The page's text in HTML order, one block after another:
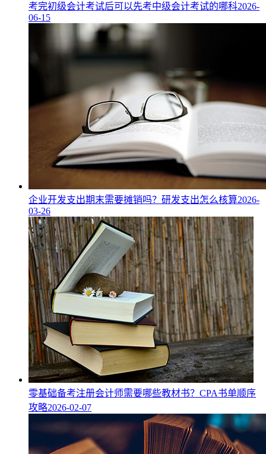
考完初级会计考试后可以先考中级会计考试的哪科2026-
06-15
企业开发支出期末需要摊销吗？研发支出怎么核算2026-
03-26
零基础备考注册会计师需要哪些教材书？CPA书单顺序
攻略2026-02-07